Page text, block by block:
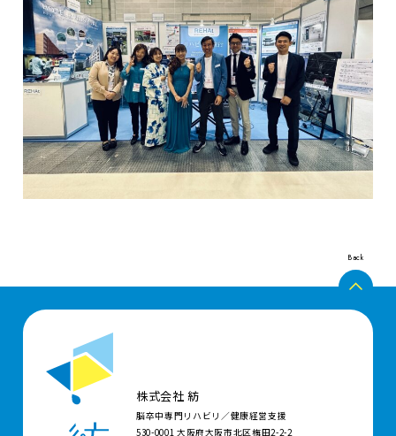
Back
株式会社 紡
脳卒中専門リハビリ／健康経営支援
530-0001 大阪府大阪市北区梅田2-2-2